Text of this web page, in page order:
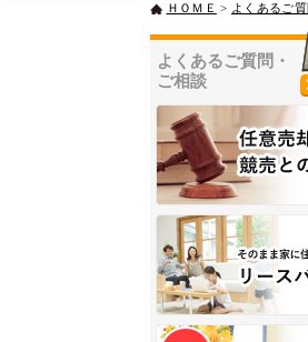
ＨＯＭＥ > よくあるご
よくあるご質問・
ご相談